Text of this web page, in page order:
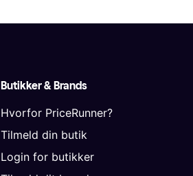
Butikker & Brands
Hvorfor PriceRunner?
Tilmeld din butik
Login for butikker